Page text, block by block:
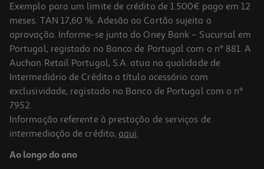
Exemplo para um limite de crédito de 1.500€ pago em 12
meses. TAN 17,60 %. Adesão ao Cartão sujeita a
aprovação. Informe-se junto do Oney Bank – Sucursal em
Portugal, registado no Banco de Portugal com o nº 881. A
Auchan Retail Portugal, S.A. atua na qualidade de
Intermediário de Crédito a título acessório com
exclusividade, registado no Banco de Portugal com o nº
7952.
Informação referente à prestação de serviços de
intermediação de crédito, aqui.
Ao longo do ano